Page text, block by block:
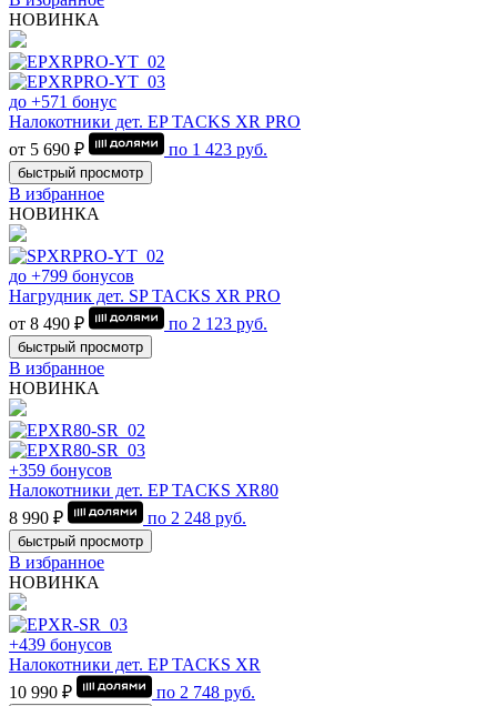
НОВИНКА
до +571 бонус
Налокотники дет. EP TACKS XR PRO
от 5 690 ₽
по 1 423 руб.
быстрый просмотр
В избранное
НОВИНКА
до +799 бонусов
Нагрудник дет. SP TACKS XR PRO
от 8 490 ₽
по 2 123 руб.
быстрый просмотр
В избранное
НОВИНКА
+359 бонусов
Налокотники дет. EP TACKS XR80
8 990 ₽
по 2 248 руб.
быстрый просмотр
В избранное
НОВИНКА
+439 бонусов
Налокотники дет. EP TACKS XR
10 990 ₽
по 2 748 руб.